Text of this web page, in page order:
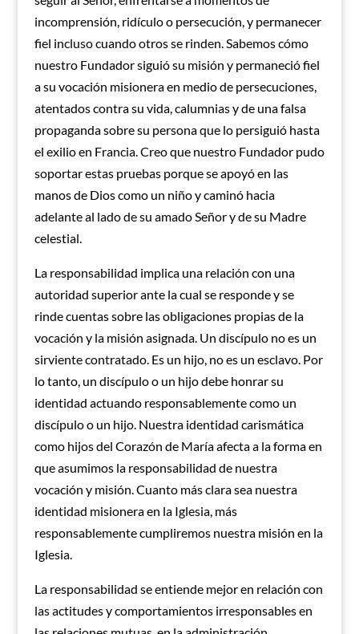
incomprensión, ridículo o persecución, y permanecer
fiel incluso cuando otros se rinden. Sabemos cómo
nuestro Fundador siguió su misión y permaneció fiel
a su vocación misionera en medio de persecuciones,
atentados contra su vida, calumnias y de una falsa
propaganda sobre su persona que lo persiguió hasta
el exilio en Francia. Creo que nuestro Fundador pudo
soportar estas pruebas porque se apoyó en las
manos de Dios como un niño y caminó hacia
adelante al lado de su amado Señor y de su Madre
celestial.
La responsabilidad implica una relación con una
autoridad superior ante la cual se responde y se
rinde cuentas sobre las obligaciones propias de la
vocación y la misión asignada. Un discípulo no es un
sirviente contratado. Es un hijo, no es un esclavo. Por
lo tanto, un discípulo o un hijo debe honrar su
identidad actuando responsablemente como un
discípulo o un hijo. Nuestra identidad carismática
como hijos del Corazón de María afecta a la forma en
que asumimos la responsabilidad de nuestra
vocación y misión. Cuanto más clara sea nuestra
identidad misionera en la Iglesia, más
responsablemente cumpliremos nuestra misión en la
Iglesia.
La responsabilidad se entiende mejor en relación con
las actitudes y comportamientos irresponsables en